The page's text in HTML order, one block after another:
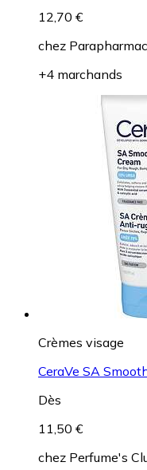
12,70 €
chez
+4 marchands
Crèmes visage
CeraVe SA
Dès
11,50 €
chez Perfume's